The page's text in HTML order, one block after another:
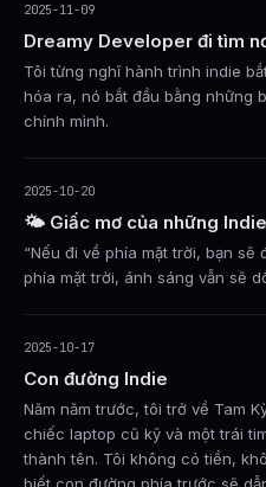
2025-11-09
Dreamy Developer đi tìm
Tôi từng nghĩ hành trình indie
hóa ra, nó bắt đầu bằng những
chính mình.
2025-10-20
🌤️ Giấc mơ của những
“Nếu đi về phía mặt trời, bạn
phía mặt trời, ánh sáng vẫn sẽ
2025-10-17
Con đường Indie
Năm năm trước, tôi trở về Tam
chiếc laptop cũ kỹ và một trái
thành tên. Tôi không có tiền,